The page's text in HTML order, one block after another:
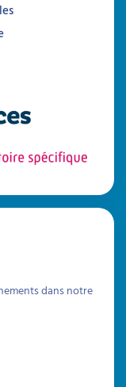
liés à la
et
ou
adaptant
semaines
dans notre